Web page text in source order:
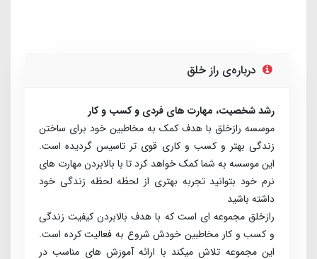
درباره‌ی راز خلق
رشد شخصیت، مهارت های فردی و کسب و کار
موسسه رازخلق با هدف کمک به مخاطبین خود برای ساختن
زندگی بهتر و کسب و کاری قوی تر تاسیس گردیده است.
این موسسه به شما کمک خواهد کرد تا با بالابردن مهارت های
نرم خود بتوانید تجربه بهتری از لحظه لحظه زندگی خود
داشته باشید
راز­خلق مجموعه­ ای است که با هدف بالابردن کیفیت زندگی
و کسب ­و ­کار مخاطبین خودش شروع به فعالیت کرده است.
این مجموعه تلاش می­کند با ارائه آموزش­ های مناسب در